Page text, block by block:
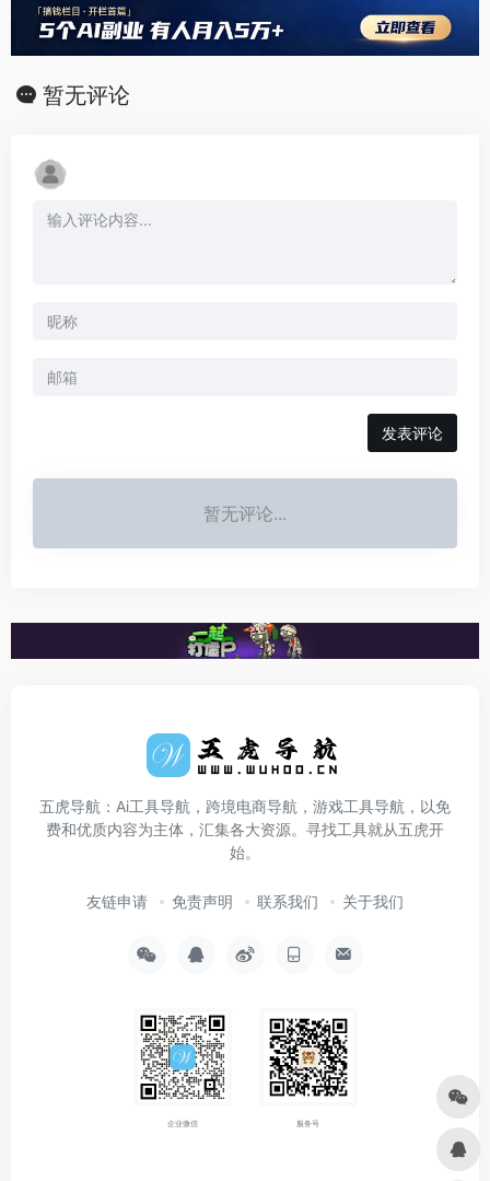
暂无评论
发表评论
暂无评论...
五虎导航：Ai工具导航，跨境电商导航，游戏工具导航，以免
费和优质内容为主体，汇集各大资源。寻找工具就从五虎开
始。
友链申请 免责声明 联系我们 关于我们
企业微信 服务号